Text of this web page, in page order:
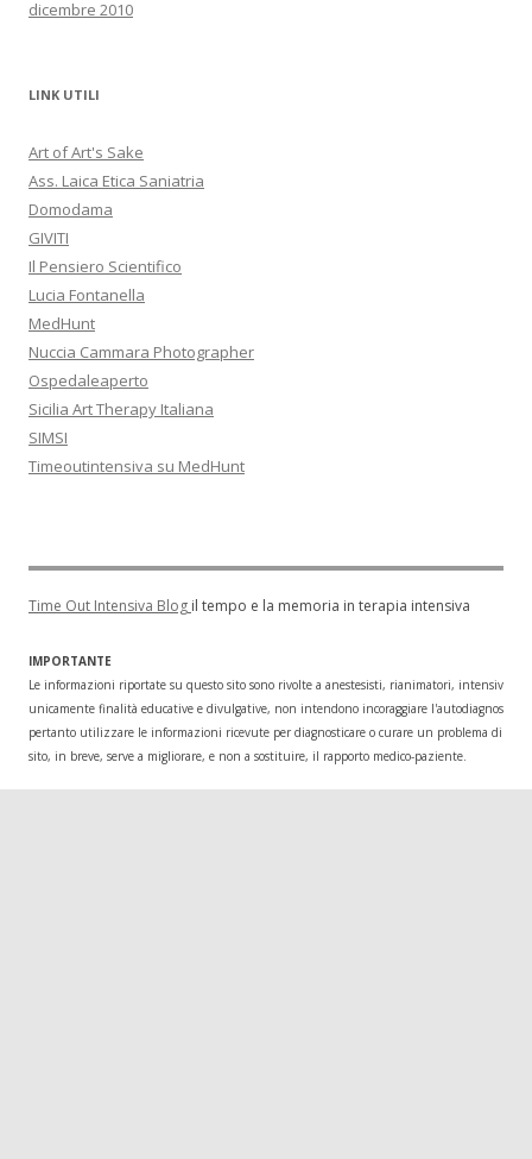
dicembre 2010
LINK UTILI
Art of Art's Sake
Ass. Laica Etica Saniatria
Domodama
GIVITI
Il Pensiero Scientifico
Lucia Fontanella
MedHunt
Nuccia Cammara Photographer
Ospedaleaperto
Sicilia Art Therapy Italiana
SIMSI
Timeoutintensiva su MedHunt
Time Out Intensiva Blog il tempo e la memoria in terapia intensiva
IMPORTANTE
Le informazioni riportate su questo sito sono rivolte a anestesisti, rianimatori,
unicamente finalità educative e divulgative, non intendono incoraggiare l'autodiagnosi o
pertanto utilizzare le informazioni ricevute per diagnosticare o curare un problema di
sito, in breve, serve a migliorare, e non a sostituire, il rapporto medico-paziente.